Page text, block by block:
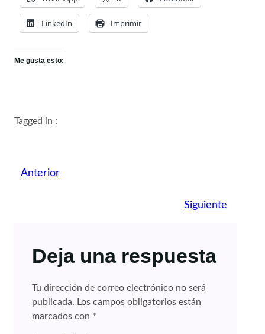
LinkedIn Imprimir
Me gusta esto:
Tagged in :
Anterior
Siguiente
Deja una respuesta
Tu dirección de correo electrónico no será
publicada. Los campos obligatorios están
marcados con *